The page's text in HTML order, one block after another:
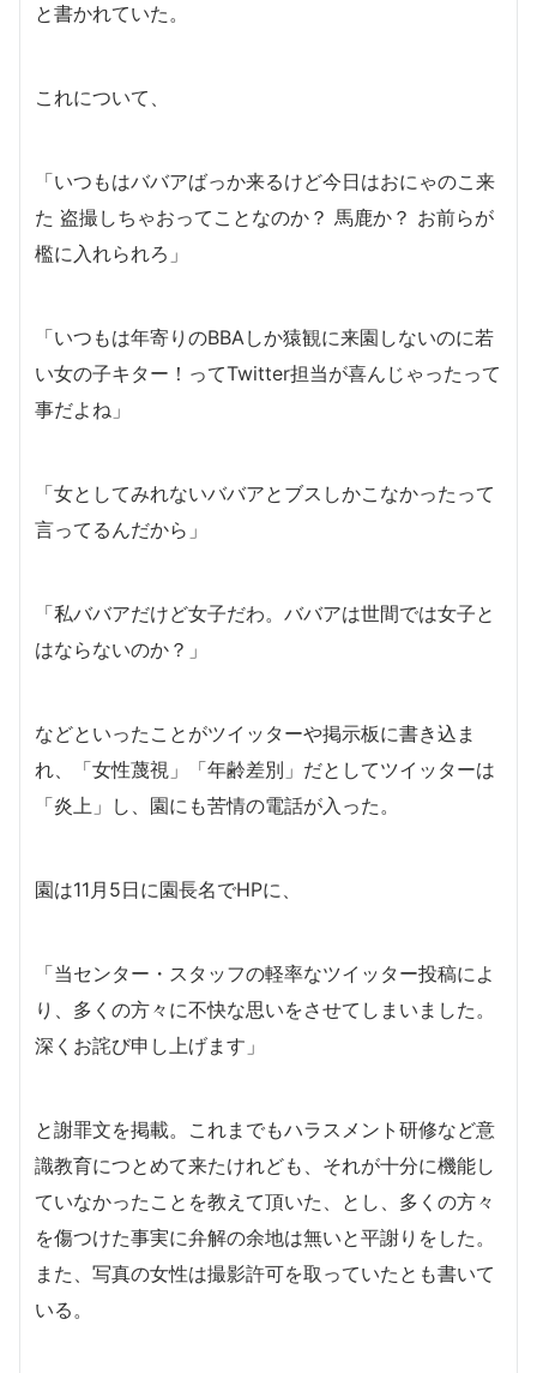
と書かれていた。
これについて、
「いつもはババアばっか来るけど今日はおにゃのこ来
た 盗撮しちゃおってことなのか？ 馬鹿か？ お前らが
檻に入れられろ」
「いつもは年寄りのBBAしか猿観に来園しないのに若
い女の子キター！ってTwitter担当が喜んじゃったって
事だよね」
「女としてみれないババアとブスしかこなかったって
言ってるんだから」
「私ババアだけど女子だわ。ババアは世間では女子と
はならないのか？」
などといったことがツイッターや掲示板に書き込ま
れ、「女性蔑視」「年齢差別」だとしてツイッターは
「炎上」し、園にも苦情の電話が入った。
園は11月5日に園長名でHPに、
「当センター・スタッフの軽率なツイッター投稿によ
り、多くの方々に不快な思いをさせてしまいました。
深くお詫び申し上げます」
と謝罪文を掲載。これまでもハラスメント研修など意
識教育につとめて来たけれども、それが十分に機能し
ていなかったことを教えて頂いた、とし、多くの方々
を傷つけた事実に弁解の余地は無いと平謝りをした。
また、写真の女性は撮影許可を取っていたとも書いて
いる。